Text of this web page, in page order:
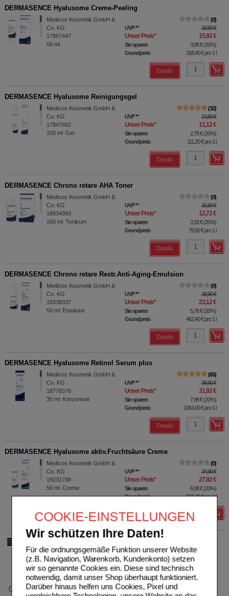
COOKIE-EINSTELLUNGEN
Wir schützen Ihre Daten!
Für die ordnungsgemäße Funktion unserer Website
(z.B. Navigation, Warenkorb, Kundenkonto) setzen
wir so genannte Cookies ein. Diese sind technisch
notwendig, damit unser Shop überhaupt funktioniert.
Darüber hinaus helfen uns Cookies, Pixel und
DERMASENCE Hyalusome Creme-Peeling
Medicos Kosmetik GmbH &
Co. KG
17867447
50 ml
0
UVP** 19,90 €
Unser Preis* 15,92 €
Sie sparen 3,98 €(20%)
Grundpreis
318,40 €pro 1 l
Details
DERMASENCE Hyalusome Reinigungsgel
Medicos Kosmetik GmbH &
Co. KG
17847692
100 ml Gel
32
UVP** 13,90 €
Unser Preis* 11,12 €
Sie sparen 2,78 €(20%)
Grundpreis
111,20 €pro 1 l
Details
DERMASENCE Chrono retare AHA Toner
Medicos Kosmetik GmbH &
Co. KG
18834993
160 ml Tonikum
0
UVP** 15,90 €
Unser Preis* 12,72 €
Sie sparen 3,18 €(20%)
Grundpreis
79,50 €pro 1 l
Details
DERMASENCE Chrono retare Restr.Anti-Aging-Emulsion
Medicos Kosmetik GmbH &
Co. KG
18338337
50 ml Emulsion
0
UVP** 28,90 €
Unser Preis* 23,12 €
Sie sparen 5,78 €(20%)
Grundpreis
462,40 €pro 1 l
Details
DERMASENCE Hyalusome Retinol Serum plus
Medicos Kosmetik GmbH &
Co. KG
18778378
30 ml Konzentrat
65
UVP** 39,90 €
Unser Preis* 31,92 €
Sie sparen 7,98 €(20%)
Grundpreis
1064,00 €pro 1 l
Details
DERMASENCE Hyalusome aktiv.Fruchtsäure Creme
Medicos Kosmetik GmbH &
Co. KG
19231788
50 ml Creme
0
UVP** 34,90 €
Unser Preis* 27,92 €
Sie sparen 6,98 €(20%)
Grundpreis
558,40 €pro 1 l
Details
0800-10 11 422